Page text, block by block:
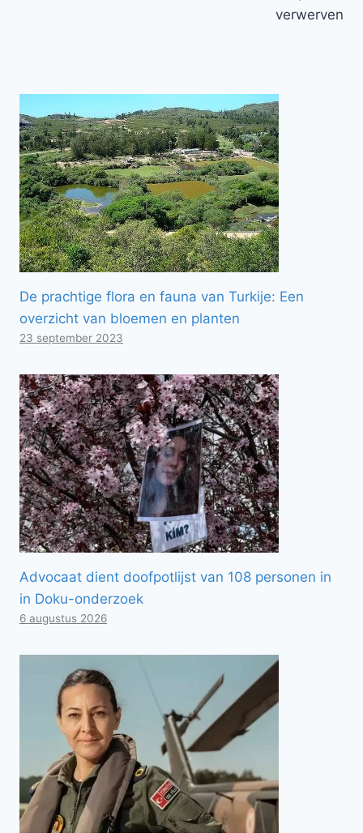
verwerven
De prachtige flora en fauna van Turkije: Een
overzicht van bloemen en planten
23 september 2023
Advocaat dient doofpotlijst van 108 personen in
in Doku-onderzoek
6 augustus 2026